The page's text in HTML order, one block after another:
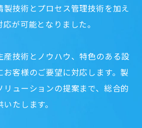
技術とプロセス管理技術を加え
が可能となりました。
産技術とノウハウ、特色のある設
客様のご要望に対応します。製
リューションの提案まで、総合的
たします。